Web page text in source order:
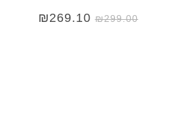
₪299.00
₪269.10